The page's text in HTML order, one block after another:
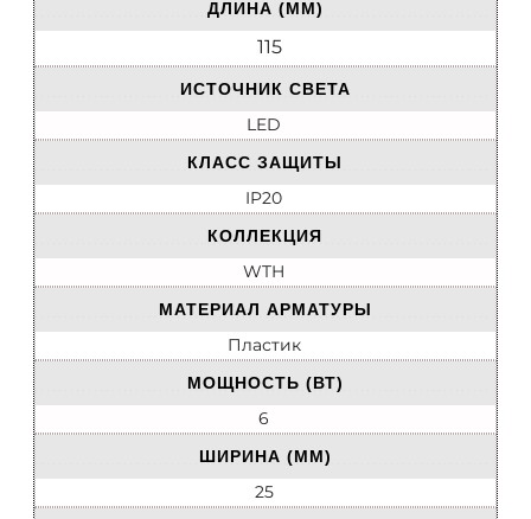
ДЛИНА (ММ)
115
ИСТОЧНИК СВЕТА
LED
КЛАСС ЗАЩИТЫ
IP20
КОЛЛЕКЦИЯ
WTH
МАТЕРИАЛ АРМАТУРЫ
Пластик
МОЩНОСТЬ (ВТ)
6
ШИРИНА (ММ)
25